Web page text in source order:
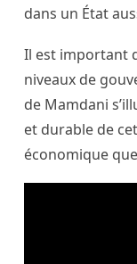
dans un État
Il est important
niveaux de
de Mamdani
et durable de
économique